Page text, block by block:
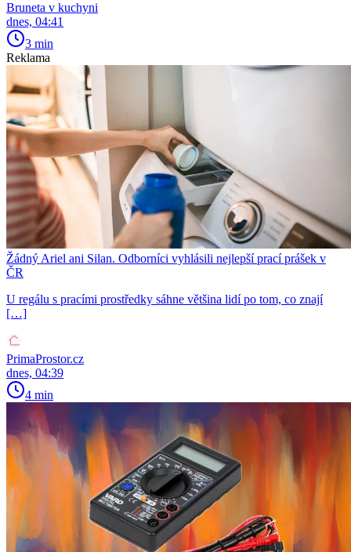
Bruneta v kuchyni
dnes, 04:41
3 min
Reklama
Žádný Ariel ani Silan. Odborníci vyhlásili nejlepší prací prášek v
ČR
U regálu s pracími prostředky sáhne většina lidí po tom, co znají
[…]
PrimaProstor.cz
dnes, 04:39
4 min